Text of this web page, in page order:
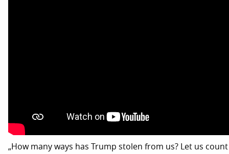
„How many ways has Trump stolen from us? Let us